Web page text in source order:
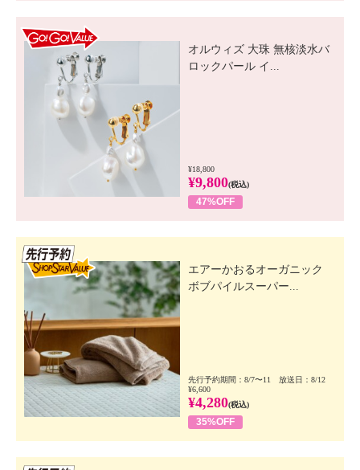
オルウィズ 大珠 無核淡水バ
ロックパール イ...
¥18,800
¥9,800(税込)
47%OFF
エアーかおるオーガニック
ボブパイルスーパー...
先行予約期間：8/7〜11 放送日：8/12
¥6,600
¥4,280(税込)
35%OFF